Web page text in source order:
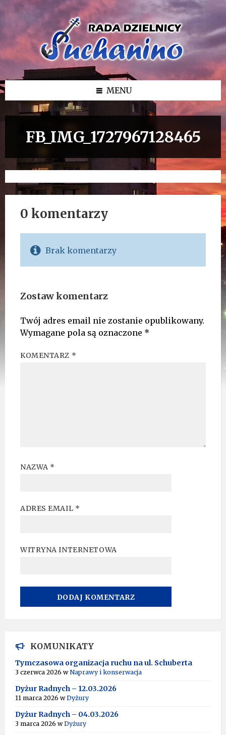
Przejdź
Przejdź
bocznego
Przejdź
MENU
FB_IMG_1727967128465
0 komentarzy
Brak komentarzy
Zostaw komentarz
Twój adres email nie zostanie opublikowany.
Wymagane pola są oznaczone *
KOMENTARZ *
NAZWA *
ADRES EMAIL *
WITRYNA INTERNETOWA
T
E
R
N
T
I
E
:
KOMUNIKATY
Tymczasowa organizacja ruchu na ul. Schuberta
3 czerwca 2026 wNaprawy i konserwacja
Dyżur Radnych – 12.03.2026
11 marca 2026 wDyżury
Dyżur Radnych – 04.03.2026
3 marca 2026 wDyżury